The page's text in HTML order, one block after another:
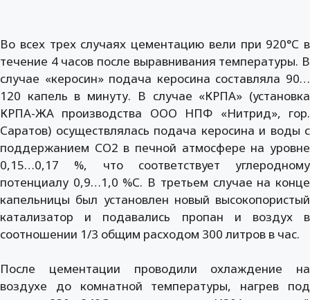
Во всех трех случаях цементацию вели при 920°С в
течение 4 часов после выравнивания температуры. В
случае «керосин» подача керосина составляла 90…
120 капель в минуту. В случае «КРПА» (установка
КРПА-ЖА производства ООО НПФ «Нитрид», гор.
Саратов) осуществлялась подача керосина и воды с
поддержанием СО2 в печной атмосфере на уровне
0,15…0,17 %, что соответствует углеродному
потенциалу 0,9…1,0 %С. В третьем случае на конце
капельницы был установлен новый высокопористый
катализатор и подавались пропан и воздух в
соотношении 1/3 общим расходом 300 литров в час.
После цементации проводили охлаждение на
воздухе до комнатной температуры, нагрев под